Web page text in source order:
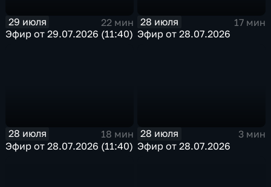
29 июля
22 мин
Эфир от 29.07.2026 (11:40)
28 июля
17 мин
Эфир от 28.07.2026
28 июля
18 мин
Эфир от 28.07.2026 (11:40)
28 июля
3 мин
Эфир от 28.07.2026